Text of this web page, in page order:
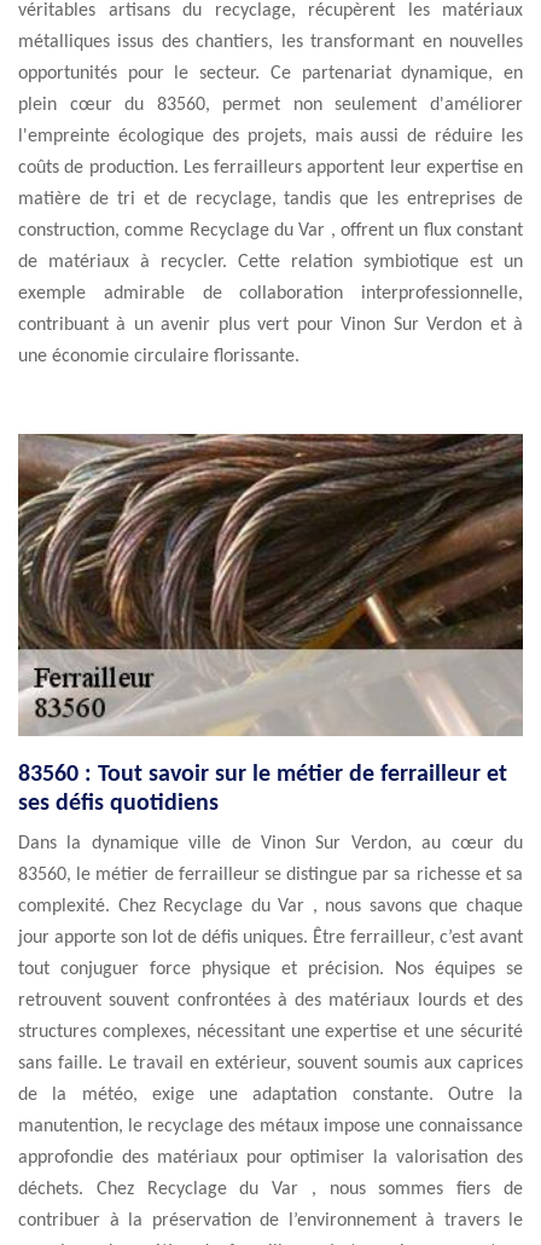
véritables artisans du recyclage, récupèrent les matériaux
métalliques issus des chantiers, les transformant en nouvelles
opportunités pour le secteur. Ce partenariat dynamique, en
plein cœur du 83560, permet non seulement d'améliorer
l'empreinte écologique des projets, mais aussi de réduire les
coûts de production. Les ferrailleurs apportent leur expertise en
matière de tri et de recyclage, tandis que les entreprises de
construction, comme Recyclage du Var , offrent un flux constant
de matériaux à recycler. Cette relation symbiotique est un
exemple admirable de collaboration interprofessionnelle,
contribuant à un avenir plus vert pour Vinon Sur Verdon et à
une économie circulaire florissante.
83560 : Tout savoir sur le métier de ferrailleur et
ses défis quotidiens
Dans la dynamique ville de Vinon Sur Verdon, au cœur du
83560, le métier de ferrailleur se distingue par sa richesse et sa
complexité. Chez Recyclage du Var , nous savons que chaque
jour apporte son lot de défis uniques. Être ferrailleur, c’est avant
tout conjuguer force physique et précision. Nos équipes se
retrouvent souvent confrontées à des matériaux lourds et des
structures complexes, nécessitant une expertise et une sécurité
sans faille. Le travail en extérieur, souvent soumis aux caprices
de la météo, exige une adaptation constante. Outre la
manutention, le recyclage des métaux impose une connaissance
approfondie des matériaux pour optimiser la valorisation des
déchets. Chez Recyclage du Var , nous sommes fiers de
contribuer à la préservation de l’environnement à travers le